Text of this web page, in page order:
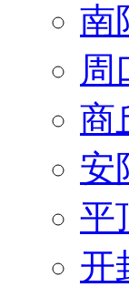
南
周
商
安
平
开